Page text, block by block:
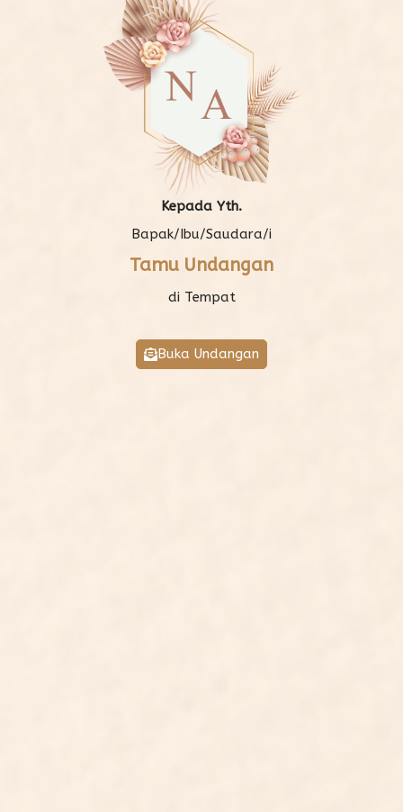
THE WEDDING OF
Wilani & Wilianto
SABTU
DES 22
Kepada Yth.
Bapak/Ibu/Saudara/i
Tamu Undangan
di Tempat
Buka Undangan